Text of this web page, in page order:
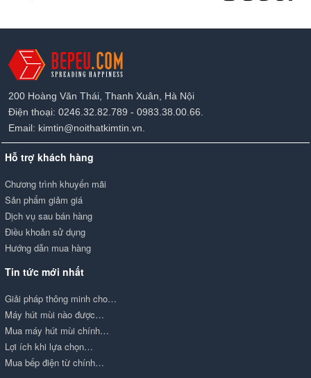
200 Hoàng Văn Thái, Thanh Xuân, Hà Nội
Điện thoại: 0246.32.82.789 - 0983.38.00.66.
Email: kimtin@noithatkimtin.vn.
Hỗ trợ khách hàng
Chương trình khuyến mãi
Sản phẩm giảm giá
Dịch vụ sau bán hàng
Điều khoản sử dụng
Hướng dẫn mua hàng
Tin tức mới nhất
Giải pháp thông minh cho…
Máy hút mùi nào được…
Mua máy hút mùi chính…
Lợi ích khi lựa chọn…
Mua bếp điện từ chính…